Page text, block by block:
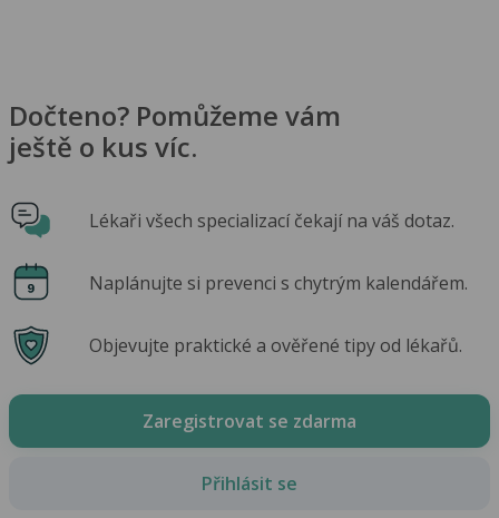
Dočteno? Pomůžeme vám
ještě o kus víc.
Lékaři všech specializací čekají na váš dotaz.
Naplánujte si prevenci s chytrým kalendářem.
Objevujte praktické a ověřené tipy od lékařů.
Zaregistrovat se zdarma
Přihlásit se